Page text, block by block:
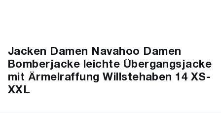
Jacken Damen Navahoo Damen
Bomberjacke leichte Übergangsjacke
mit Ärmelraffung Willstehaben 14 XS-
XXL